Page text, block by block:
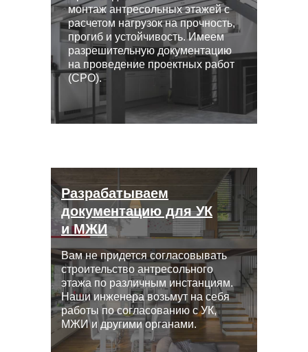
монтаж антресольных этажей с
расчетом нагрузок на прочность,
прогиб и устойчивость. Имеем
разрешительную документацию
на проведение проектных работ
(СРО).
Вам не придется согласовывать
строительство антресольного
этажа по различным инстанциям.
Наши инженера возьмут на себя
работы по согласованию с УК,
МЖИ и другими органами.
Разрабатываем
документацию для УК
и МЖИ